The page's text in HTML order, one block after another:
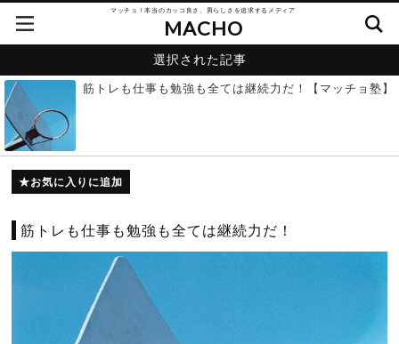
マッチョ！本当のカッコ良さ、男らしさを追求するメディア
MACHO
選択された記事
筋トレも仕事も勉強も全ては継続力だ！【マッチョ塾】
お気に入りに追加
筋トレも仕事も勉強も全ては継続力だ！